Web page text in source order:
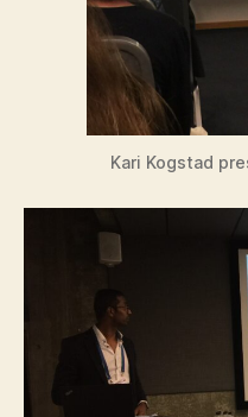
Kari Kogstad